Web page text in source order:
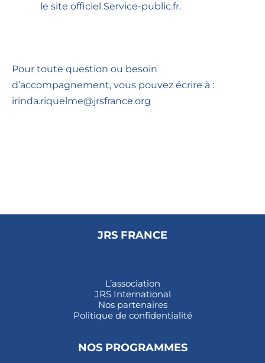
le site officiel Service-public.fr.
Pour toute question ou besoin
d’accompagnement, vous pouvez écrire à :
irinda.riquelme@jrsfrance.org
JRS FRANCE
L’association
JRS International
Nos partenaires
Politique de confidentialité
NOS PROGRAMMES